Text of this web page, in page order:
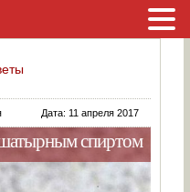
Дата: 11 апреля 2017
спиртом